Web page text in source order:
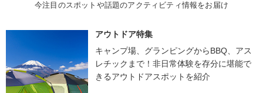
今注目のスポットや話題のアクティビティ情報をお届け
アウトドア特集
キャンプ場、グランピングからBBQ、アス
レチックまで！非日常体験を存分に堪能で
きるアウトドアスポットを紹介